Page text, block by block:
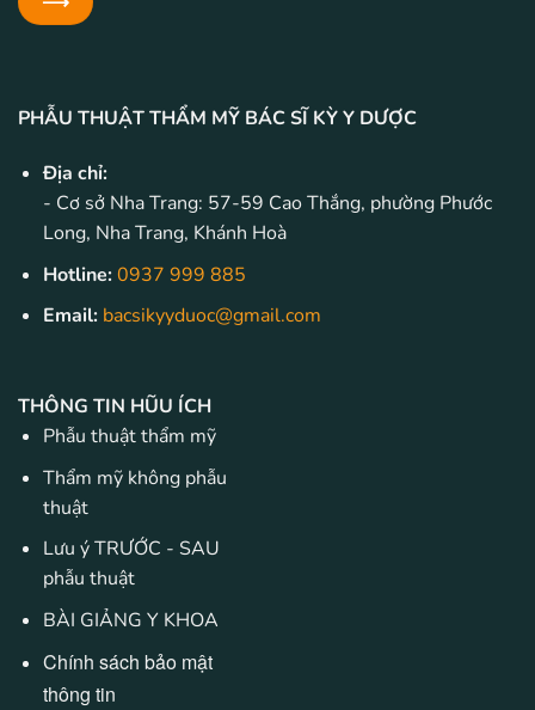
PHẪU THUẬT THẨM MỸ BÁC SĨ KỲ Y DƯỢC
Địa chỉ:
- Cơ sở Nha Trang: 57-59 Cao Thắng, phường Phước
Long, Nha Trang, Khánh Hoà
Hotline:0937 999 885
Email: bacsikyyduoc@gmail.com
THÔNG TIN HŨU ÍCH
Phẫu thuật thẩm mỹ
Thẩm mỹ không phẫu
thuật
Lưu ý TRƯỚC - SAU
phẫu thuật
BÀI GIẢNG Y KHOA
Chính sách bảo mật
thông tin